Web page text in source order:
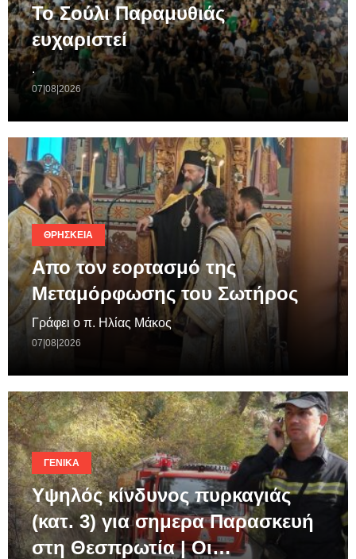
Το Σούλι Παραμυθιάς
ευχαριστεί
.
07|08|2026
ΘΡΗΣΚΕΊΑ
Απο τον εορτασμό της
Μεταμόρφωσης του Σωτήρος
Γράφει ο π. Ηλίας Μάκος
07|08|2026
ΓΕΝΙΚΆ
Υψηλός κίνδυνος πυρκαγιάς
(κατ. 3) για σημερα Παρασκευή
στη Θεσπρωτία | Οι…